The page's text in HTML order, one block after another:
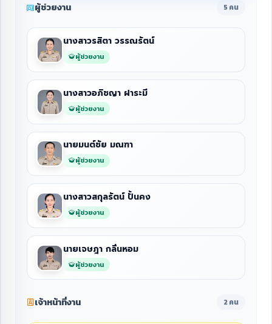
ผู้ช่วยงาน 5 คน
นางสาวรสิตา วรรณรัตน์
ผู้ช่วยงาน
นางสาวอภิชญา ฝาระมี
ผู้ช่วยงาน
นายมนต์ชัย มณฑา
ผู้ช่วยงาน
นางสาวสกุลรัตน์ ปั้นคง
ผู้ช่วยงาน
นายเจษฎา กลิ่นหอม
ผู้ช่วยงาน
เจ้าหน้าที่งาน 2 คน